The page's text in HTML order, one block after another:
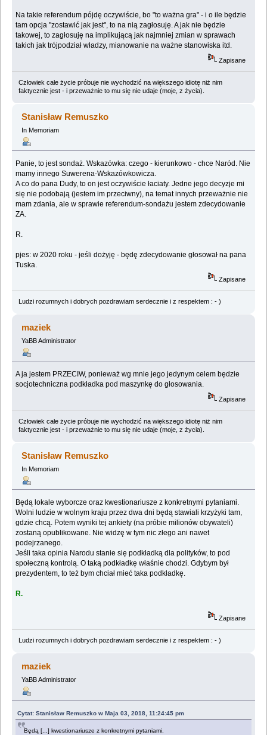
Na takie referendum pójdę oczywiście, bo "to ważna gra" - i o ile będzie
tam opcja "zostawić jak jest", to na nią zagłosuję. A jak nie będzie
takowej, to zagłosuję na implikującą jak najmniej zmian w sprawach
takich jak trójpodział władzy, mianowanie na ważne stanowiska itd.
Zapisane
Człowiek całe życie próbuje nie wychodzić na większego idiotę niż nim
faktycznie jest - i przeważnie to mu się nie udaje (moje, z życia).
Stanisław Remuszko
In Memoriam
Panie, to jest sondaż. Wskazówka: czego - kierunkowo - chce Naród. Nie
mamy innego Suwerena-Wskazówkowicza.
A co do pana Dudy, to on jest oczywiście łaciaty. Jedne jego decyzje mi
się nie podobają (jestem im przeciwny), na temat innych przeważnie nie
mam zdania, ale w sprawie referendum-sondażu jestem zdecydowanie
ZA.
R.
pjes: w 2020 roku - jeśli dożyję - będę zdecydowanie głosował na pana
Tuska.
Zapisane
Ludzi rozumnych i dobrych pozdrawiam serdecznie i z respektem : - )
maziek
YaBB Administrator
A ja jestem PRZECIW, ponieważ wg mnie jego jedynym celem będzie
socjotechniczna podkładka pod maszynkę do głosowania.
Zapisane
Człowiek całe życie próbuje nie wychodzić na większego idiotę niż nim
faktycznie jest - i przeważnie to mu się nie udaje (moje, z życia).
Stanisław Remuszko
In Memoriam
Będą lokale wyborcze oraz kwestionariusze z konkretnymi pytaniami.
Wolni ludzie w wolnym kraju przez dwa dni będą stawiali krzyżyki tam,
gdzie chcą. Potem wyniki tej ankiety (na próbie milionów obywateli)
zostaną opublikowane. Nie widzę w tym nic złego ani nawet
podejrzanego.
Jeśli taka opinia Narodu stanie się podkładką dla polityków, to pod
społeczną kontrolą. O taką podkładkę właśnie chodzi. Gdybym był
prezydentem, to też bym chciał mieć taka podkładkę.
R.
Zapisane
Ludzi rozumnych i dobrych pozdrawiam serdecznie i z respektem : - )
maziek
YaBB Administrator
Cytat: Stanisław Remuszko w Maja 03, 2018, 11:24:45 pm
Będą [...] kwestionariusze z konkretnymi pytaniami.